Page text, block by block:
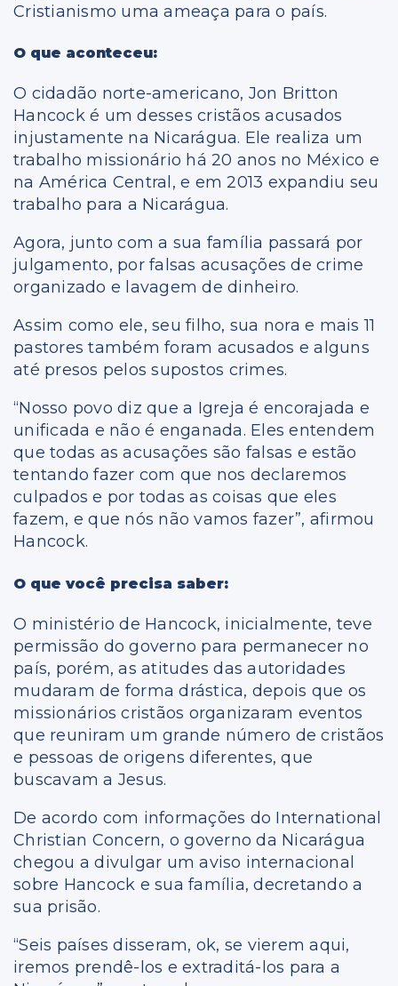
Cristianismo uma ameaça para o país.
O que aconteceu:
O cidadão norte-americano, Jon Britton
Hancock é um desses cristãos acusados
injustamente na Nicarágua. Ele realiza um
trabalho missionário há 20 anos no México e
na América Central, e em 2013 expandiu seu
trabalho para a Nicarágua.
Agora, junto com a sua família passará por
julgamento, por falsas acusações de crime
organizado e lavagem de dinheiro.
Assim como ele, seu filho, sua nora e mais 11
pastores também foram acusados ​​e alguns
até presos pelos supostos crimes.
“Nosso povo diz que a Igreja é encorajada e
unificada e não é enganada. Eles entendem
que todas as acusações são falsas e estão
tentando fazer com que nos declaremos
culpados e por todas as coisas que eles
fazem, e que nós não vamos fazer”, afirmou
Hancock.
O que você precisa saber:
O ministério de Hancock, inicialmente, teve
permissão do governo para permanecer no
país, porém, as atitudes das autoridades
mudaram de forma drástica, depois que os
missionários cristãos organizaram eventos
que reuniram um grande número de cristãos
e pessoas de origens diferentes, que
buscavam a Jesus.
De acordo com informações do International
Christian Concern, o governo da Nicarágua
chegou a divulgar um aviso internacional
sobre Hancock e sua família, decretando a
sua prisão.
“Seis países disseram, ok, se vierem aqui,
iremos prendê-los e extraditá-los para a